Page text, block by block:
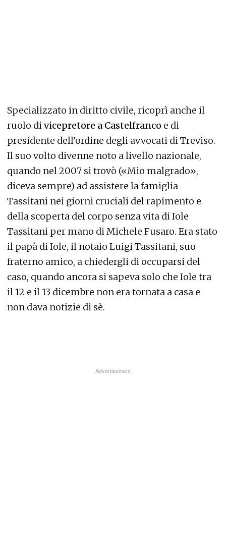
Specializzato in diritto civile, ricoprì anche il
ruolo divicepretore a Castelfranco e di
presidente dell’ordine degli avvocati di Treviso.
Il suo volto divenne noto a livello nazionale,
quando nel 2007 si trovò («Mio malgrado»,
diceva sempre) ad assistere la famiglia
Tassitani nei giorni cruciali del rapimento e
della scoperta del corpo senza vita di Iole
Tassitani per mano di Michele Fusaro. Era stato
il papà di Iole, il notaio Luigi Tassitani, suo
fraterno amico, a chiedergli di occuparsi del
caso, quando ancora si sapeva solo che Iole tra
il 12 e il 13 dicembre non era tornata a casa e
non dava notizie di sè.